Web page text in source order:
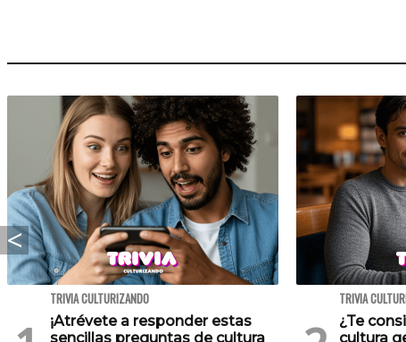
TRIVIA CULTURIZANDO
¡Atrévete a responder estas
sencillas preguntas de cultura
TRIVIA
¿Te
cultura